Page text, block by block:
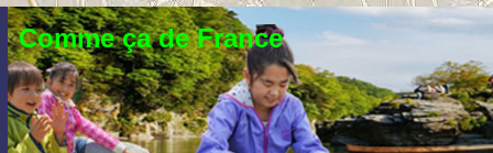
Comme ça de France